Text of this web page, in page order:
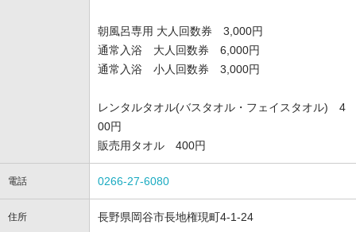
朝風呂専用 大人回数券 3,000円
通常入浴 大人回数券 6,000円
通常入浴 小人回数券 3,000円
レンタルタオル(バスタオル・フェイスタオル) 4
00円
販売用タオル 400円
電話 0266-27-6080
住所 長野県岡谷市長地権現町4-1-24